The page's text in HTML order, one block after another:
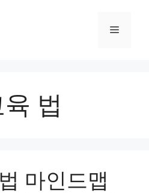
Menu
법
마인드맵